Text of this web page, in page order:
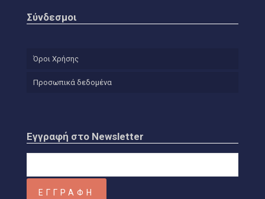
Σύνδεσμοι
Όροι Χρήσης
Προσωπικά δεδομένα
Εγγραφή στο Newsletter